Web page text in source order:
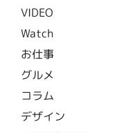
VIDEO
Watch
お仕事
グルメ
コラム
デザイン